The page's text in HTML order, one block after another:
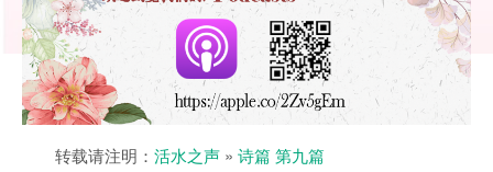
转载请注明： 活水之声 » 诗篇 第九篇